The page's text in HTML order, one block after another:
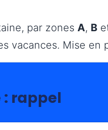
par zones A, B
vacances. Mise en
: rappel